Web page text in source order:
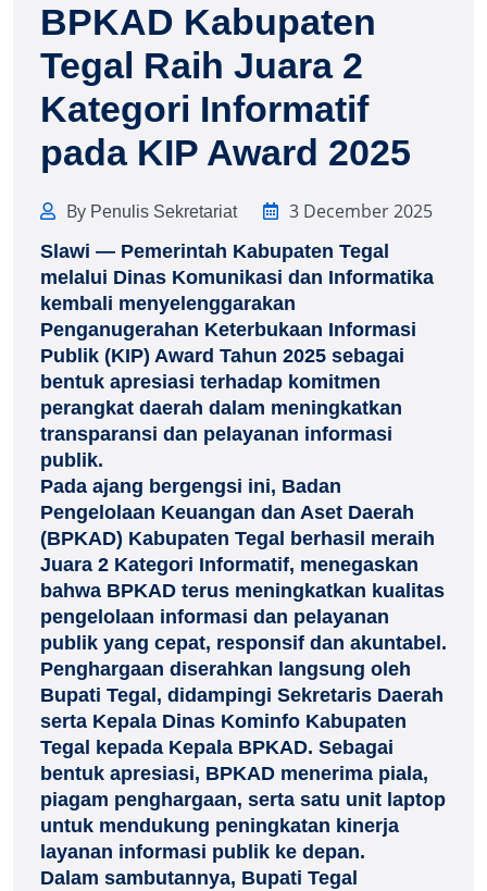
BPKAD Kabupaten
Tegal Raih Juara 2
Kategori Informatif
pada KIP Award 2025
By Penulis Sekretariat 3 December 2025
Slawi — Pemerintah Kabupaten Tegal
melalui Dinas Komunikasi dan Informatika
kembali menyelenggarakan
Penganugerahan Keterbukaan Informasi
Publik (KIP) Award Tahun 2025 sebagai
bentuk apresiasi terhadap komitmen
perangkat daerah dalam meningkatkan
transparansi dan pelayanan informasi
publik.
Pada ajang bergengsi ini, Badan
Pengelolaan Keuangan dan Aset Daerah
(BPKAD) Kabupaten Tegal berhasil meraih
Juara 2 Kategori Informatif, menegaskan
bahwa BPKAD terus meningkatkan kualitas
pengelolaan informasi dan pelayanan
publik yang cepat, responsif dan akuntabel.
Penghargaan diserahkan langsung oleh
Bupati Tegal, didampingi Sekretaris Daerah
serta Kepala Dinas Kominfo Kabupaten
Tegal kepada Kepala BPKAD. Sebagai
bentuk apresiasi, BPKAD menerima piala,
piagam penghargaan, serta satu unit laptop
untuk mendukung peningkatan kinerja
layanan informasi publik ke depan.
Dalam sambutannya, Bupati Tegal